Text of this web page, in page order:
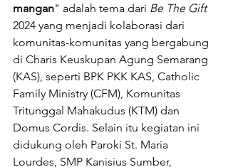
mangan" adalah tema dari Be The Gift
2024 yang menjadi kolaborasi dari
komunitas-komunitas yang bergabung
di Charis Keuskupan Agung Semarang
(KAS), seperti BPK PKK KAS, Catholic
Family Ministry (CFM), Komunitas
Tritunggal Mahakudus (KTM) dan
Domus Cordis. Selain itu kegiatan ini
didukung oleh Paroki St. Maria
Lourdes, SMP Kanisius Sumber,